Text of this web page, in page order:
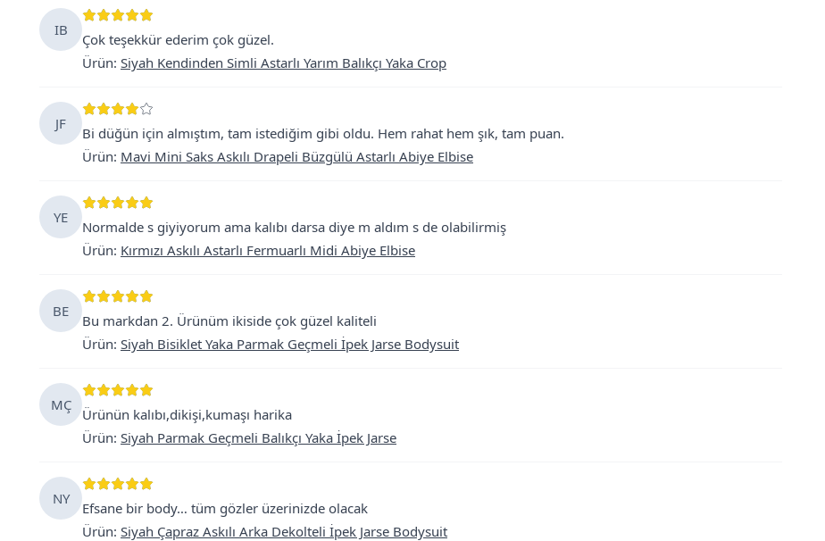
IB
Çok teşekkür ederim çok güzel.
Ürün: Siyah Kendinden Simli Astarlı Yarım Balıkçı Yaka Crop
JF
Bi düğün için almıştım, tam istediğim gibi oldu. Hem rahat hem şık, tam puan.
Ürün: Mavi Mini Saks Askılı Drapeli Büzgülü Astarlı Abiye Elbise
YE
Normalde s giyiyorum ama kalıbı darsa diye m aldım s de olabilirmiş
Ürün: Kırmızı Askılı Astarlı Fermuarlı Midi Abiye Elbise
BE
Bu markdan 2. Ürünüm ikiside çok güzel kaliteli
Ürün: Siyah Bisiklet Yaka Parmak Geçmeli İpek Jarse Bodysuit
MÇ
Ürünün kalıbı,dikişi,kumaşı harika
Ürün: Siyah Parmak Geçmeli Balıkçı Yaka İpek Jarse
NY
Efsane bir body… tüm gözler üzerinizde olacak
Ürün: Siyah Çapraz Askılı Arka Dekolteli İpek Jarse Bodysuit